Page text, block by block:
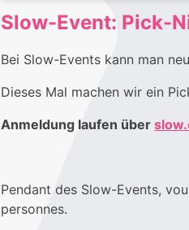
Slow-Event: Pick-
Bei Slow-Events kann man
Dieses Mal machen wir ein
Anmeldung laufen über
Pendant des Slow-Events,
personnes.